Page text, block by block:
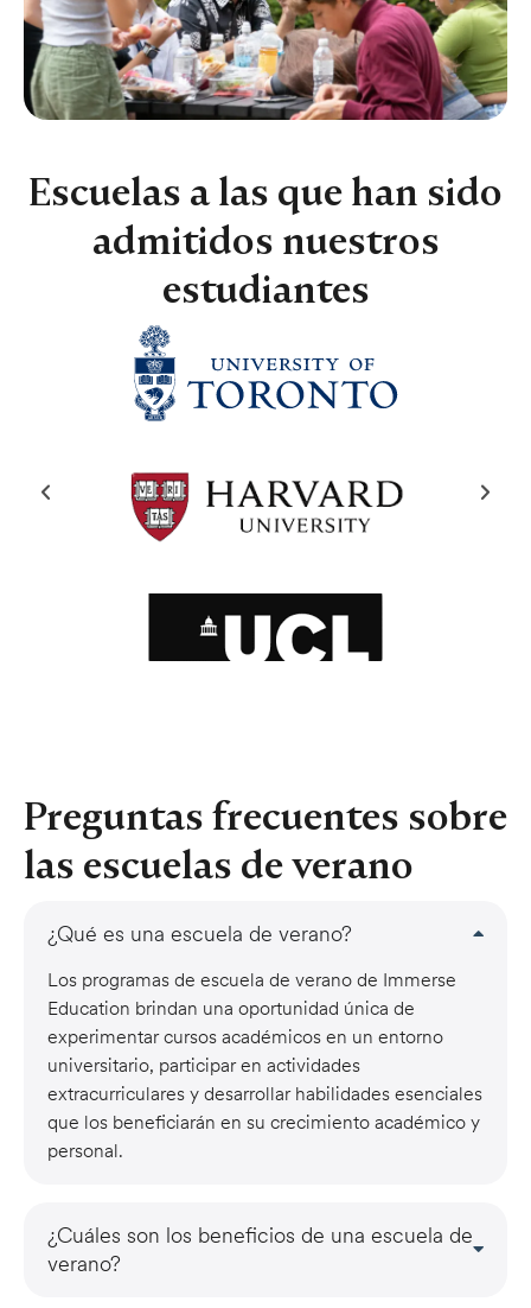
Escuelas a las que han sido
admitidos nuestros
estudiantes
Preguntas frecuentes sobre
las escuelas de verano
¿Qué es una escuela de verano?
Los programas de escuela de verano de Immerse
Education brindan una oportunidad única de
experimentar cursos académicos en un entorno
universitario, participar en actividades
extracurriculares y desarrollar habilidades esenciales
que los beneficiarán en su crecimiento académico y
personal.
¿Cuáles son los beneficios de una escuela de
verano?